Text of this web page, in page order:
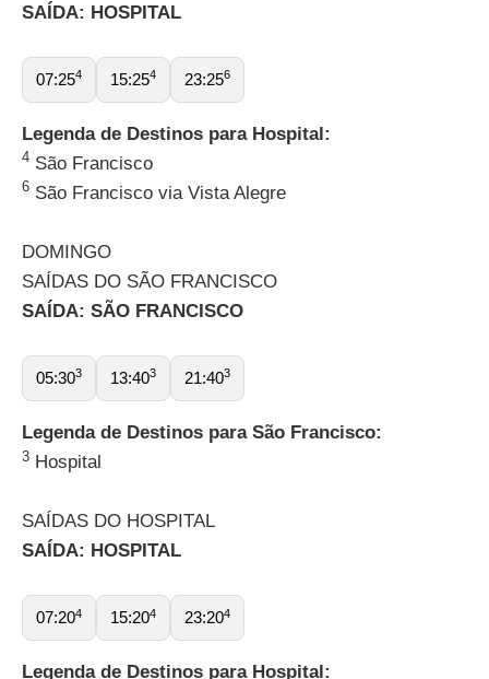
SAÍDA: HOSPITAL
07:254 15:254 23:256
Legenda de Destinos para Hospital:
4 São Francisco
6 São Francisco via Vista Alegre
DOMINGO
SAÍDAS DO SÃO FRANCISCO
SAÍDA: SÃO FRANCISCO
05:303 13:403 21:403
Legenda de Destinos para São Francisco:
3 Hospital
SAÍDAS DO HOSPITAL
SAÍDA: HOSPITAL
07:204 15:204 23:204
Legenda de Destinos para Hospital: